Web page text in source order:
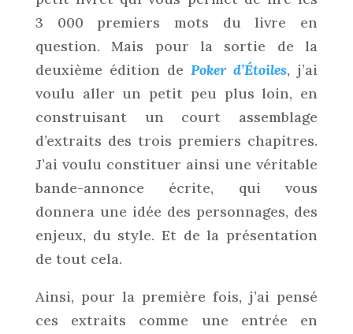
3 000 premiers mots du livre en
question. Mais pour la sortie de la
deuxième édition dePoker d’Étoiles, j’ai
voulu aller un petit peu plus loin, en
construisant un court assemblage
d’extraits des trois premiers chapitres.
J’ai voulu constituer ainsi une véritable
bande-annonce écrite, qui vous
donnera une idée des personnages, des
enjeux, du style. Et de la présentation
de tout cela.
Ainsi, pour la première fois, j’ai pensé
ces extraits comme une entrée en